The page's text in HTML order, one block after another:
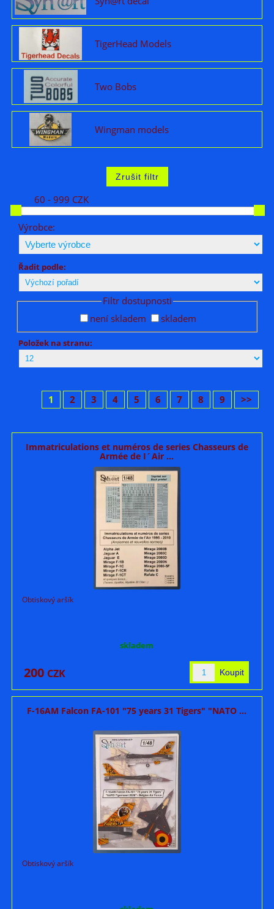
TigerHead Models
Two Bobs
Wingman models
60 - 999 CZK
Výrobce:
Řadit podle:
Filtr dostupnosti
není skladem
skladem
Položek na stranu:
1 2 3 4 5 6 7 8 9 >>
Immatriculations et numéros de series Chasseurs de
Armée de I´Air ...
Obtiskový aršík
skladem
200 CZK
F-16AM Falcon FA-101 "75 years 31 Tigers" "NATO ...
Obtiskový aršík